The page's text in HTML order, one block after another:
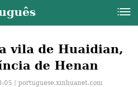
vila de Huaidian,
de Henan
丨portuguese.xinhuanet.com